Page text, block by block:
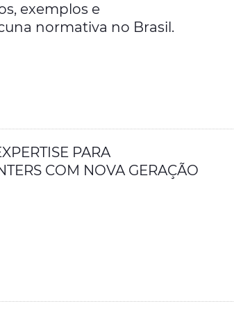
exemplos e
normativa no Brasil.
PARA
COM NOVA GERAÇÃO